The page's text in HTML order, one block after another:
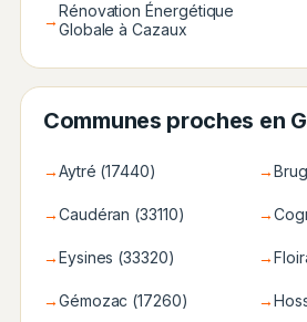
→Rénovation Énergétique
Globale à Cazaux
Communes proches en
→Aytré (17440) →
→Caudéran (33110) →
→Eysines (33320) →
→Gémozac (17260) →